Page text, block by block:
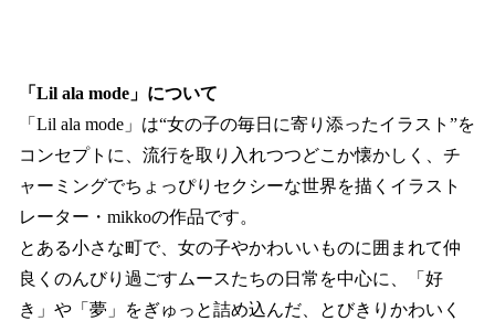
「Lil ala mode」について
「Lil ala mode」は“女の子の毎日に寄り添ったイラスト”を
コンセプトに、流行を取り入れつつどこか懐かしく、チ
ャーミングでちょっぴりセクシーな世界を描くイラスト
レーター・mikkoの作品です。
とある小さな町で、女の子やかわいいものに囲まれて仲
良くのんびり過ごすムースたちの日常を中心に、「好
き」や「夢」をぎゅっと詰め込んだ、とびきりかわいく